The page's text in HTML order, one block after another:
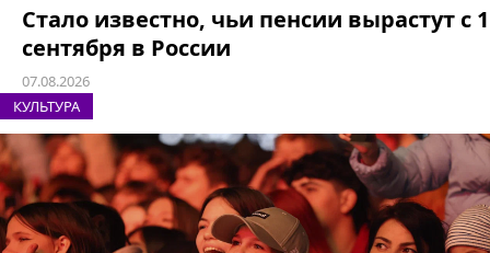
Стало известно, чьи пенсии вырастут с 1
сентября в России
07.08.2026
КУЛЬТУРА